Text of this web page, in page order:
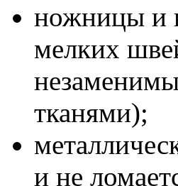
ножницы и
мелких
тканями);
и не